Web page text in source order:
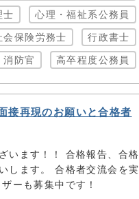
士
心理・福祉系公務員
会保険労務士
行政書士
消防官
高卒程度公務員
接再現のお願いと合格者
います！！ 合格報告、合格
します。 合格者交流会を実
ーも募集中です！